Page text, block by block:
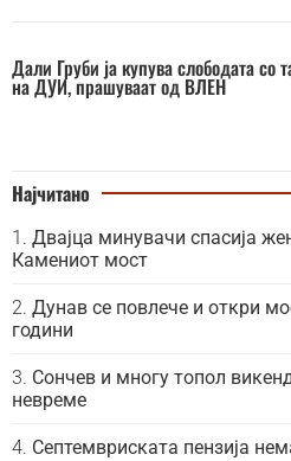
Дали Груби ја купува слободата со
на ДУИ, прашуваат од ВЛЕН
Најчитано
Двајца минувачи спасија
Камениот мост
Дунав се повлече и откри
години
Сончев и многу топол
невреме
Септемвриската пензија